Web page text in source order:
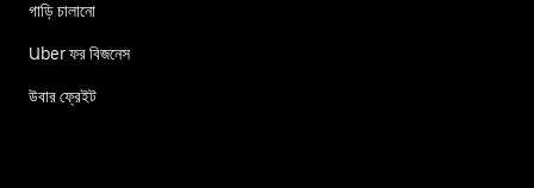
গাড়ি চালানো
Uber ফর বিজনেস
উবার ফ্রেইট